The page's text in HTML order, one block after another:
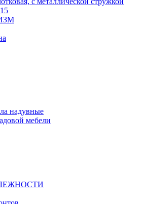
надувные
мебели